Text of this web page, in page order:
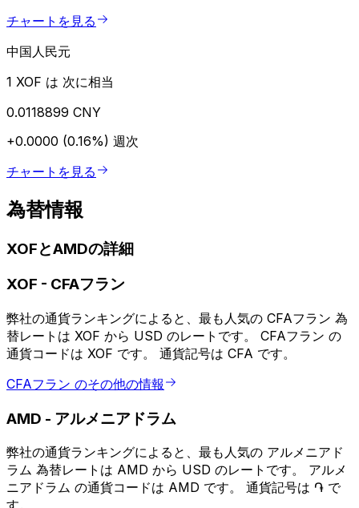
チャートを見る
中国人民元
1 XOF は 次に相当
0.0118899 CNY
+0.0000 (0.16%) 週次
チャートを見る
為替情報
XOFとAMDの詳細
XOF - CFAフラン
弊社の通貨ランキングによると、最も人気の CFAフラン 為
替レートは XOF から USD のレートです。 CFAフラン の
通貨コードは XOF です。 通貨記号は CFA です。
CFAフラン のその他の情報
AMD - アルメニアドラム
弊社の通貨ランキングによると、最も人気の アルメニアド
ラム 為替レートは AMD から USD のレートです。 アルメ
ニアドラム の通貨コードは AMD です。 通貨記号は ֏ で